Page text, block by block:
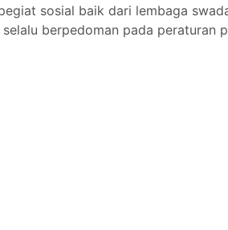
sosial baik dari lembaga
berpedoman pada peraturan